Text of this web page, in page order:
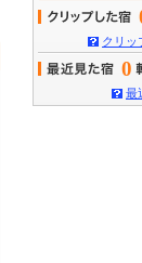
クリッ
0
最